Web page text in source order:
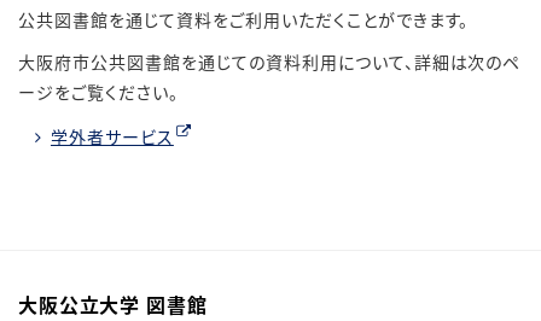
公共図書館を通じて資料をご利用いただくことができます。
大阪府市公共図書館を通じての資料利用について、詳細は次のペ
ージをご覧ください。
学外者サービス
大阪公立大学 図書館